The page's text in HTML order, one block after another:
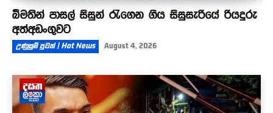
බීමතින් පාසල් සිසුන් රැගෙන ගිය සිසුසැරියේ රියදුරු
අත්අඩංගුවට
උණුසුම් පුවත් | Hot News August 4, 2026